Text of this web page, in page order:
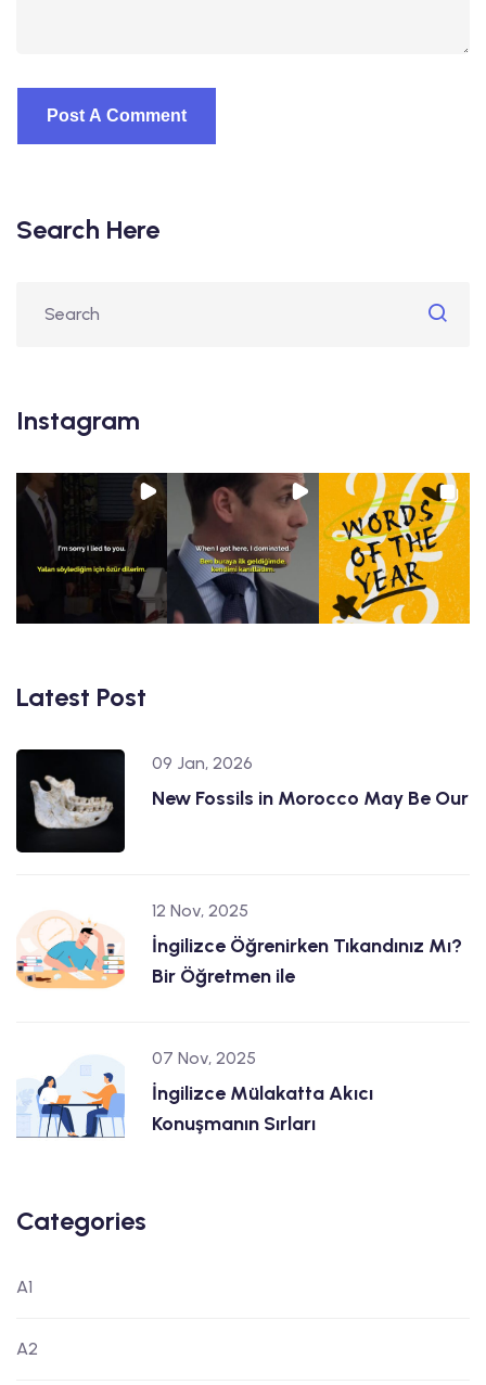
Search Here
Instagram
Latest Post
09 Jan, 2026
New Fossils in Morocco May Be Our
12 Nov, 2025
İngilizce Öğrenirken Tıkandınız Mı?
Bir Öğretmen ile
07 Nov, 2025
İngilizce Mülakatta Akıcı
Konuşmanın Sırları
Categories
A1
A2